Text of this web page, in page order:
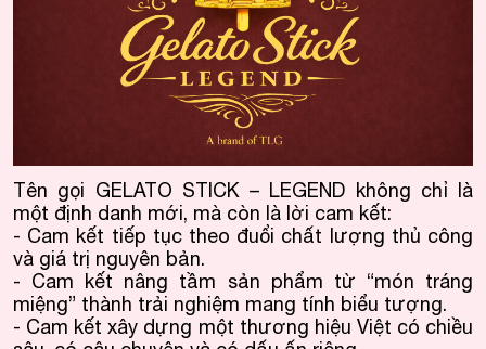
Tên gọi GELATO STICK – LEGEND không chỉ là
một định danh mới, mà còn là lời cam kết:
- Cam kết tiếp tục theo đuổi chất lượng thủ công
và giá trị nguyên bản.
- Cam kết nâng tầm sản phẩm từ “món tráng
miệng” thành trải nghiệm mang tính biểu tượng.
- Cam kết xây dựng một thương hiệu Việt có chiều